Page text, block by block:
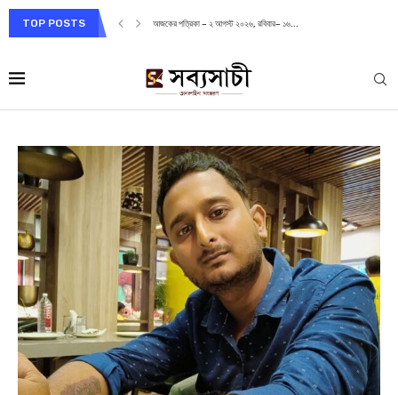
TOP POSTS আজকের পত্রিকা – ২ আগস্ট ২০২৬, রবিবার– ১৬...